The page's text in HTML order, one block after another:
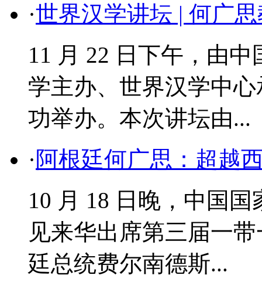
·世界汉学讲坛 | 何广
11 月 22 日下午，由
学主办、世界汉学中
功举办。本次讲坛由...
·阿根廷何广思：超越
​10 月 18 日晚，中国
见来华出席第三届一
廷总统费尔南德斯...